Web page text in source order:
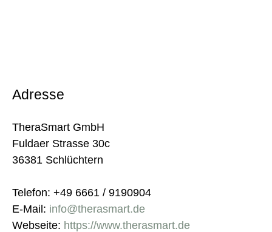
Adresse
TheraSmart GmbH
Fuldaer Strasse 30c
36381 Schlüchtern
Telefon: +49 6661 / 9190904
E-Mail: info@therasmart.de
Webseite: https://www.therasmart.de